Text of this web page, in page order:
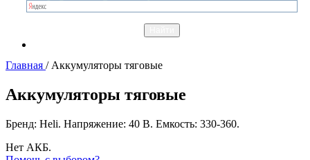
Главная / Аккумуляторы тяговые
Аккумуляторы тяговые
Бренд: Heli. Напряжение: 40 В. Емкость: 330-360.
Нет АКБ.